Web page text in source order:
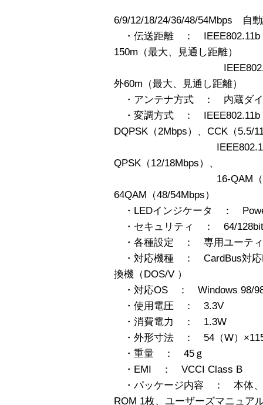
6/9/12/18/24/36/48/54Mbps 自
・伝送距離 ： IEEE802.11b
150m（最大、見通し距離）
IEEE802.11g（
外60m（最大、見通し距離）
・アンテナ方式 ： 内蔵ダイ
・変調方式 ： IEEE802.11b
DQPSK（2Mbps）、CCK（5.5/
IEEE802.11g：
QPSK（12/18Mbps）、
16-QAM（24/
64QAM（48/54Mbps）
・LEDインジケータ ：
・セキュリティ ： 64/128bit
・各種設定 ： 専用ユーティ
・対応機種 ： CardBus対応
換機（DOS/V ）
・対応OS ： Windows 98/
・使用電圧 ： 3.3V
・消費電力 ： 1.3W
・外形寸法 ： 54（W）×115
・重量 ： 45ｇ
・EMI ： VCCI Class B
・パッケージ内容 ： 本体、
ROM 1枚、ユーザーズマニュア